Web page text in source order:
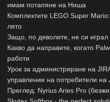
имам потапяне на Ниша
Комплектите LEGO Super
лято
Защо, по дяволите, не си
Какво да направите, когато
работи
Урок за администриране на
управление на потребители на
Преглед: Nyrius Aries Pro